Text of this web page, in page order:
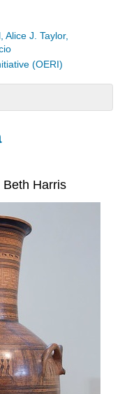
Alice J. Taylor,
(OERI)
Beth Harris